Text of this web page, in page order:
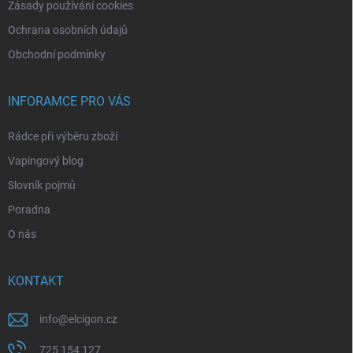
Zásady používání cookies
Ochrana osobních údajů
Obchodní podmínky
INFORAMCE PRO VÁS
Rádce při výběru zboží
Vapingový blog
Slovník pojmů
Poradna
O nás
KONTAKT
info@elcigon.cz
725 154 127